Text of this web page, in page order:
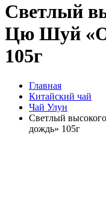
Светлый
Цю Шуй
105г
Главная
Китайский чай
Чай Улун
Светлый
дождь» 105г